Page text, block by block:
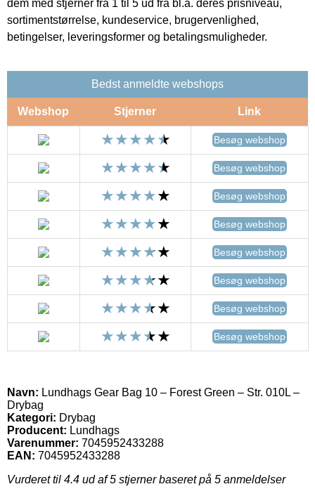
dem med stjerner fra 1 til 5 ud fra bl.a. deres prisniveau,
sortimentstørrelse, kundeservice, brugervenlighed,
betingelser, leveringsformer og betalingsmuligheder.
Bedst anmeldte webshops
Webshop Stjerner Link
Besøg webshop
Besøg webshop
Besøg webshop
Besøg webshop
Besøg webshop
Besøg webshop
Besøg webshop
Besøg webshop
Navn: Lundhags Gear Bag 10 – Forest Green – Str. 010L –
Drybag
Kategori: Drybag
Producent: Lundhags
Varenummer: 7045952433288
EAN: 7045952433288
Vurderet til 4.4 ud af 5 stjerner baseret på 5 anmeldelser